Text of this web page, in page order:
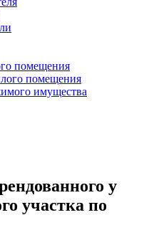
помещения
помещения
имущества
у
участка по